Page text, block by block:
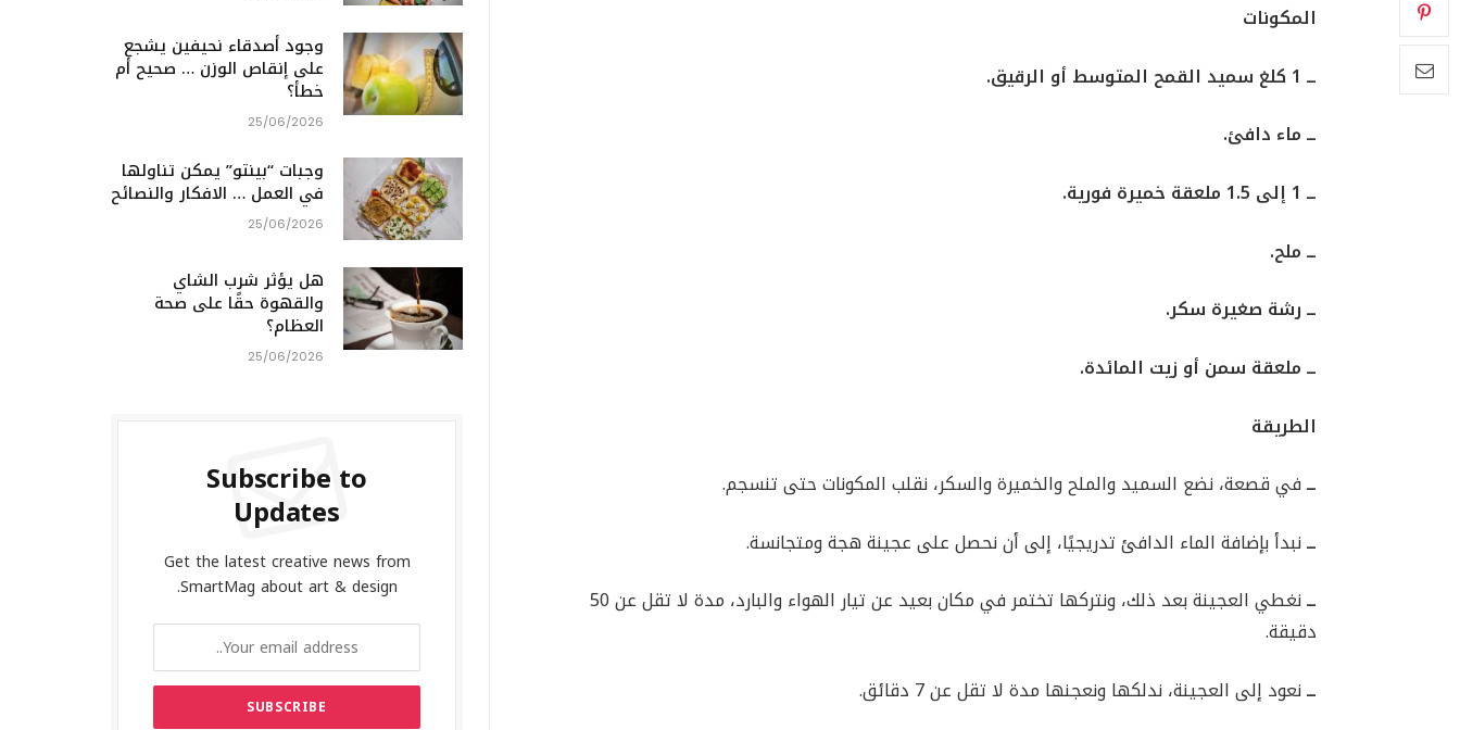
المكونات
ــ 1 كلغ سميد القمح المتوسط أو الرقيق.
ــ ماء دافئ.
ــ 1 إلى 1.5 ملعقة خميرة فورية.
ــ ملح.
ــ رشة صغيرة سكر.
ــ ملعقة سمن أو زيت المائدة.
الطريقة
ــفي قصعة، نضع السميد والملح والخميرة والسكر، نقلب المكونات حتى تنسجم.
ــنبدأ بإضافة الماء الدافئ تدريجيًا، إلى أن نحصل على عجينة هجة ومتجانسة.
ــ
نغطي العجينة بعد ذلك، ونتركها تختمر في مكان بعيد عن تيار الهواء والبارد، مدة لا تقل عن 50
دقيقة.
ــنعود إلى العجينة، ندلكها ونعجنها مدة لا تقل عن 7 دقائق.
وجود أصدقاء نحيفين يشجع
على إنقاص الوزن … صحيح أم
خطأ؟
25/06/2026
وجبات “بينتو” يمكن تناولها
في العمل … الافكار والنصائح
25/06/2026
هل يؤثر شرب الشاي
والقهوة حقًا على صحة
العظام؟
25/06/2026
Subscribe to
Updates
Get the latest creative news from
SmartMag about art & design.